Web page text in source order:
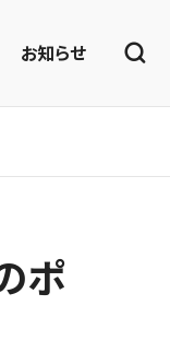
お知らせ
ポ